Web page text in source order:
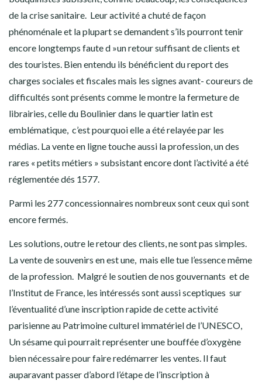
de la crise sanitaire. Leur activité a chuté de façon
phénoménale et la plupart se demandent s’ils pourront tenir
encore longtemps faute d »un retour suffisant de clients et
des touristes. Bien entendu ils bénéficient du report des
charges sociales et fiscales mais les signes avant- coureurs de
difficultés sont présents comme le montre la fermeture de
librairies, celle du Boulinier dans le quartier latin est
emblématique, c’est pourquoi elle a été relayée par les
médias. La vente en ligne touche aussi la profession, un des
rares « petits métiers » subsistant encore dont l’activité a été
réglementée dés 1577.
Parmi les 277 concessionnaires nombreux sont ceux qui sont
encore fermés.
Les solutions, outre le retour des clients, ne sont pas simples.
La vente de souvenirs en est une, mais elle tue l’essence même
de la profession. Malgré le soutien de nos gouvernants et de
l’Institut de France, les intéressés sont aussi sceptiques sur
l’éventualité d’une inscription rapide de cette activité
parisienne au Patrimoine culturel immatériel de l’UNESCO,
Un sésame qui pourrait représenter une bouffée d’oxygène
bien nécessaire pour faire redémarrer les ventes. Il faut
auparavant passer d’abord l’étape de l’inscription à